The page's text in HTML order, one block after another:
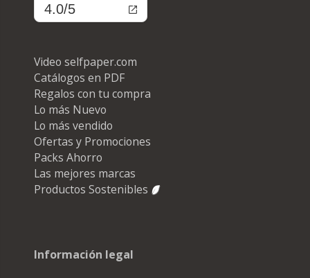
4.0/5
Video selfpaper.com
Catálogos en PDF
Regalos con tu compra
Lo más Nuevo
Lo más vendido
Ofertas y Promociones
Packs Ahorro
Las mejores marcas
Productos Sostenibles
Información legal